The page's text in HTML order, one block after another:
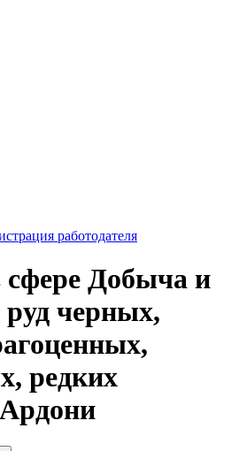
работодателя
Добыча и
черных,
редких